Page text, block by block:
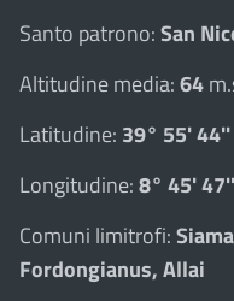
Santo patrono:San
Altitudine media:64
Latitudine: 39° 55' 44''
Longitudine:8° 45' 47''
Comuni limitrofi:
Fordongianus, Allai